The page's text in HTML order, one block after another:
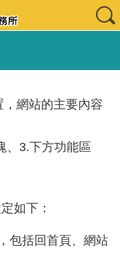
網站的主要內容
、3.下方功能區
如下：
包括回首頁、網站